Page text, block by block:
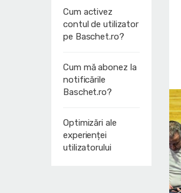
Cum activez
contul de utilizator
pe Baschet.ro?
Cum mă abonez la
notificările
Baschet.ro?
Optimizări ale
experienței
utilizatorului